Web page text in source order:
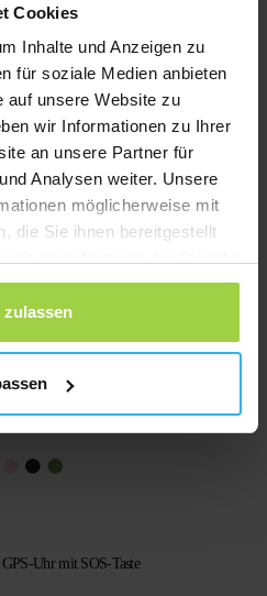
Cookies
Inhalte und Anzeigen zu
für soziale Medien anbieten
auf unsere Website zu
wir Informationen zu Ihrer
an unsere Partner für
Analysen weiter. Unsere
möglicherweise mit
die Sie ihnen bereitgestellt
zulassen
GPS-Uhr für Senioren
Uhr mit SOS-Taste